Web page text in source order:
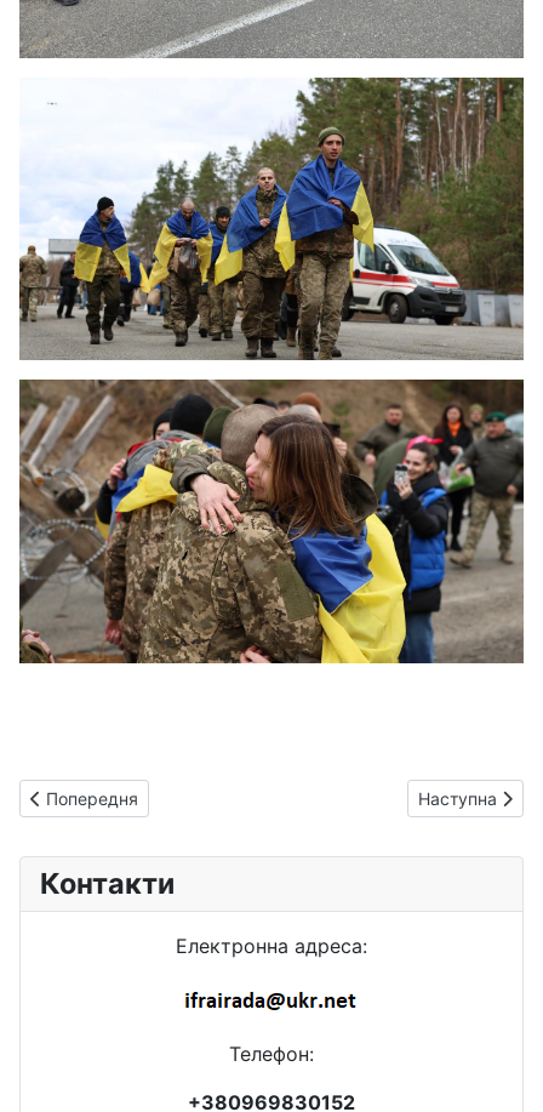
Попередня стаття: Загальна площа житлових і нежитлових
Попередня Наступна
Наступна
Контакти
Електронна адреса:
Телефон:
+380969830152